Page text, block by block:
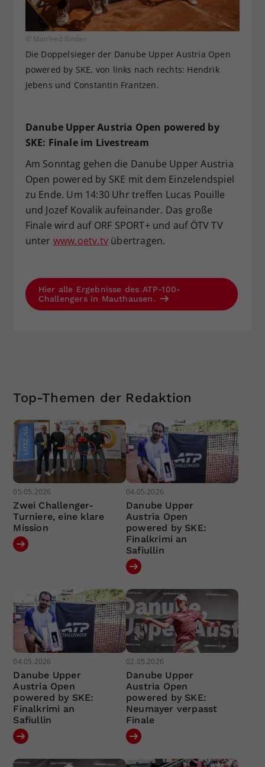
© Manfred Binder
Die Doppelsieger der Danube Upper Austria Open
powered by SKE, von links nach rechts: Hendrik
Jebens und Constantin Frantzen.
Danube Upper Austria Open powered by
SKE: Finale im Livestream
Am Sonntag gehen die Danube Upper Austria
Open powered by SKE mit dem Einzelendspiel
zu Ende. Um 14:30 Uhr treffen Lucas Pouille
und Jozef Kovalik aufeinander. Das große
Finale wird auf ORF SPORT+ und auf ÖTV TV
unter www.oetv.tvübertragen.
Hier alle Ergebnisse des ATP-100-
Challengers in Mauthausen.
Top-Themen der Redaktion
05.05.2026
Zwei Challenger-
Turniere, eine klare
Mission
04.05.2026
Danube Upper
Austria Open
powered by SKE:
Finalkrimi an
Safiullin
04.05.2026
Danube Upper
Austria Open
powered by SKE:
Finalkrimi an
Safiullin
02.05.2026
Danube Upper
Austria Open
powered by SKE:
Neumayer verpasst
Finale